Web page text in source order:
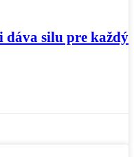
dáva silu pre každý